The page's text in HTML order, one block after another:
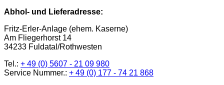
Abhol- und Lieferadresse:
Fritz-Erler-Anlage (ehem. Kaserne)
Am Fliegerhorst 14
34233 Fuldatal/Rothwesten
Tel.: + 49 (0) 5607 - 21 09 980
Service Nummer.: + 49 (0) 177 - 74 21 868